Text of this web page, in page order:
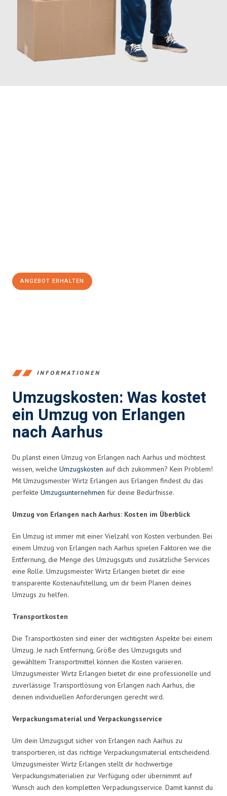
ANGEBOT ERHALTEN
INFORMATIONEN
Umzugskosten: Was kostet
ein Umzug von Erlangen
nach Aarhus
Du planst einen Umzug von Erlangen nach Aarhus und möchtest
wissen, welche Umzugskosten auf dich zukommen? Kein Problem!
Mit Umzugsmeister Wirtz Erlangen aus Erlangen findest du das
perfekte Umzugsunternehmen für deine Bedürfnisse.
Umzug von Erlangen nach Aarhus: Kosten im Überblick
Ein Umzug ist immer mit einer Vielzahl von Kosten verbunden. Bei
einem Umzug von Erlangen nach Aarhus spielen Faktoren wie die
Entfernung, die Menge des Umzugsguts und zusätzliche Services
eine Rolle. Umzugsmeister Wirtz Erlangen bietet dir eine
transparente Kostenaufstellung, um dir beim Planen deines
Umzugs zu helfen.
Transportkosten
Die Transportkosten sind einer der wichtigsten Aspekte bei einem
Umzug. Je nach Entfernung, Größe des Umzugsguts und
gewähltem Transportmittel können die Kosten variieren.
Umzugsmeister Wirtz Erlangen bietet dir eine professionelle und
zuverlässige Transportlösung von Erlangen nach Aarhus, die
deinen individuellen Anforderungen gerecht wird.
Verpackungsmaterial und Verpackungsservice
Um dein Umzugsgut sicher von Erlangen nach Aarhus zu
transportieren, ist das richtige Verpackungsmaterial entscheidend.
Umzugsmeister Wirtz Erlangen stellt dir hochwertige
Verpackungsmaterialien zur Verfügung oder übernimmt auf
Wunsch auch den kompletten Verpackungsservice. Damit kannst du